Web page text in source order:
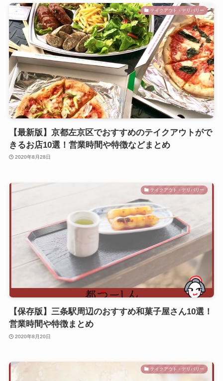
テイクアウト・デリバリー
【最新版】京都左京区でおすすめのテイクアウトがで
きるお店10選！営業時間や特徴などまとめ
2020年8月28日
テイクアウト・デリバリー
【保存版】三条駅周辺のおすすめ和菓子屋さん10選！
営業時間や特徴まとめ
2020年8月20日
テイクアウト・デリバリー